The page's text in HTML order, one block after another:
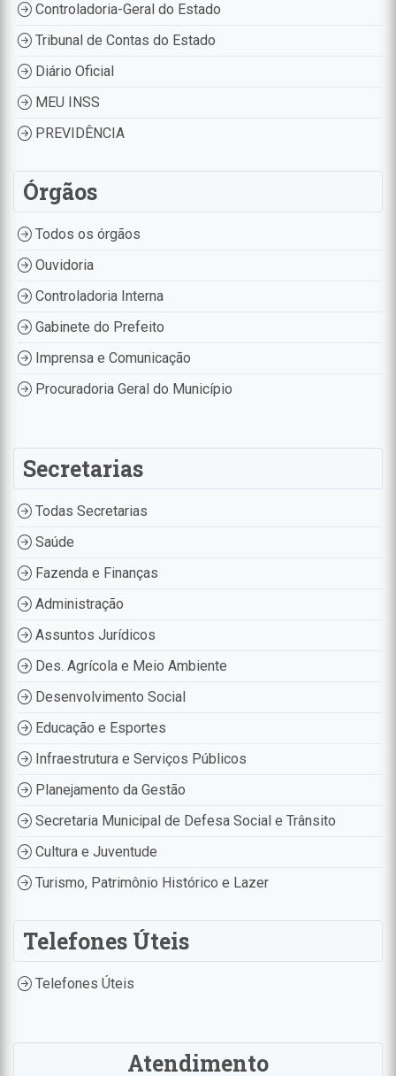
Controladoria-Geral do Estado
Tribunal de Contas do Estado
Diário Oficial
MEU INSS
PREVIDÊNCIA
Órgãos
Todos os órgãos
Ouvidoria
Controladoria Interna
Gabinete do Prefeito
Imprensa e Comunicação
Procuradoria Geral do Município
Secretarias
Todas Secretarias
Saúde
Fazenda e Finanças
Administração
Assuntos Jurídicos
Des. Agrícola e Meio Ambiente
Desenvolvimento Social
Educação e Esportes
Infraestrutura e Serviços Públicos
Planejamento da Gestão
Secretaria Municipal de Defesa Social e Trânsito
Cultura e Juventude
Turismo, Patrimônio Histórico e Lazer
Telefones Úteis
Telefones Úteis
Atendimento